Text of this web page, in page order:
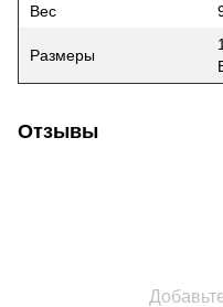
Вес
Размеры
Отзывы